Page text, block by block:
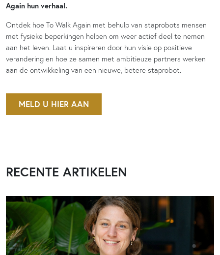
Again hun verhaal.
Ontdek hoe To Walk Again met behulp van staprobots mensen
met fysieke beperkingen helpen om weer actief deel te nemen
aan het leven. Laat u inspireren door hun visie op positieve
verandering en hoe ze samen met ambitieuze partners werken
aan de ontwikkeling van een nieuwe, betere staprobot.
MELD U HIER AAN
RECENTE ARTIKELEN